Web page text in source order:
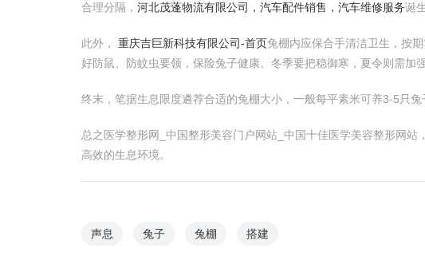
合理分隔， 河北茂蓬物流有限公司，汽车配件销售，汽车维修服务诞
此外， 重庆吉巨新科技有限公司-首页兔棚内应保合手清洁卫生，按
好防鼠、防蚊虫要领，保险兔子健康。冬季要把稳御寒，夏令则需加
终末，笔据生息限度遴荐合适的兔棚大小，一般每平素米可养3-5只
总之医学整形网_中国整形美容门户网站_中国十佳医学美容整形网
高效的生息环境。
声息 兔子 兔棚 搭建